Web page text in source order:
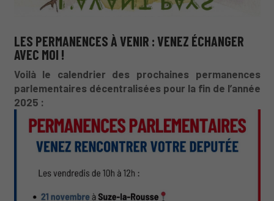
LES PERMANENCES À VENIR : VENEZ ÉCHANGER
AVEC MOI !
Voilà le calendrier des prochaines permanences
parlementaires décentralisées pour la fin de l’année
2025 :